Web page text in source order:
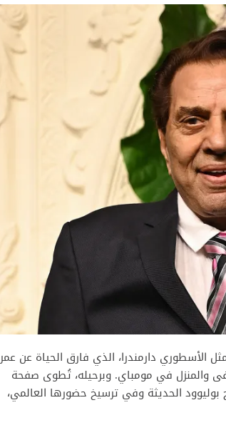
الأسطوري دارمندرا، الذي فارق الحياة عن عمر
والمنزل في مومباي. وبرحيله، تُطوى صفحة
الحديثة وفي ترسيخ حضورها العالمي،